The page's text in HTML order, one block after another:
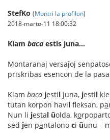
StefKo (Montri la profilon)
2018-marto-11 18:00:32
Kiam baca estis juna…
Montaranaj versaĵoj
priskribas esencon de la
Kiam baca jestil juna, jestil
tutan korpon havil fleksan, pa
Nun li jestal ŭolda, ko
sed jen pantalono ci ŭunu –